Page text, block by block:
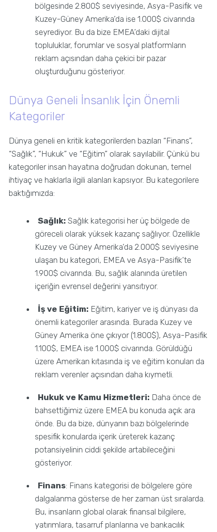
bölgesinde 2.800$ seviyesinde, Asya-Pasifik ve
Kuzey-Güney Amerika’da ise 1.000$ civarında
seyrediyor. Bu da bize EMEA’daki dijital
topluluklar, forumlar ve sosyal platformların
reklam açısından daha çekici bir pazar
oluşturduğunu gösteriyor.
Dünya Geneli İnsanlık İçin Önemli
Kategoriler
Dünya geneli en kritik kategorilerden bazıları “Finans”,
“Sağlık”, “Hukuk” ve “Eğitim” olarak sayılabilir. Çünkü bu
kategoriler insan hayatına doğrudan dokunan, temel
ihtiyaç ve haklarla ilgili alanları kapsıyor. Bu kategorilere
baktığımızda:
Sağlık: Sağlık kategorisi her üç bölgede de
göreceli olarak yüksek kazanç sağlıyor. Özellikle
Kuzey ve Güney Amerika’da 2.000$ seviyesine
ulaşan bu kategori, EMEA ve Asya-Pasifik’te
1.900$ civarında. Bu, sağlık alanında üretilen
içeriğin evrensel değerini yansıtıyor.
İş ve Eğitim: Eğitim, kariyer ve iş dünyası da
önemli kategoriler arasında. Burada Kuzey ve
Güney Amerika öne çıkıyor (1.800$), Asya-Pasifik
1.100$, EMEA ise 1.000$ civarında. Görüldüğü
üzere Amerikan kıtasında iş ve eğitim konuları da
reklam verenler açısından daha kıymetli.
Hukuk ve Kamu Hizmetleri: Daha önce de
bahsettiğimiz üzere EMEA bu konuda açık ara
önde. Bu da bize, dünyanın bazı bölgelerinde
spesifik konularda içerik üreterek kazanç
potansiyelinin ciddi şekilde artabileceğini
gösteriyor.
Finans: Finans kategorisi de bölgelere göre
dalgalanma gösterse de her zaman üst sıralarda.
Bu, insanların global olarak finansal bilgilere,
yatırımlara, tasarruf planlarına ve bankacılık